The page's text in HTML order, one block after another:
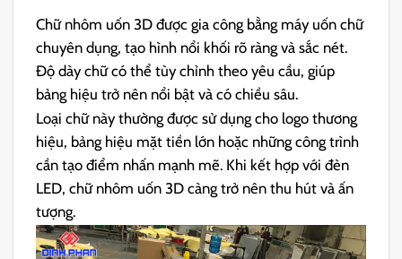
Chữ nhôm uốn 3D được gia công bằng máy uốn chữ
chuyên dụng, tạo hình nổi khối rõ ràng và sắc nét.
Độ dày chữ có thể tùy chỉnh theo yêu cầu, giúp
bảng hiệu trở nên nổi bật và có chiều sâu.
Loại chữ này thường được sử dụng cho logo thương
hiệu, bảng hiệu mặt tiền lớn hoặc những công trình
cần tạo điểm nhấn mạnh mẽ. Khi kết hợp với đèn
LED, chữ nhôm uốn 3D càng trở nên thu hút và ấn
tượng.